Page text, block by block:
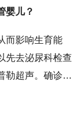
婴儿？
而影响生育能
先去泌尿科检查
勒超声。确诊
物，戒除手淫的